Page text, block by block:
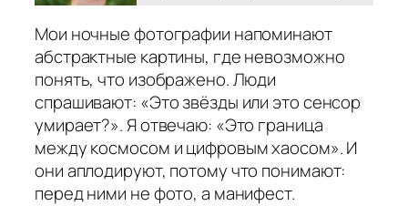
Мои ночные фотографии напоминают
абстрактные картины, где невозможно
понять, что изображено. Люди
спрашивают: «Это звёзды или это сенсор
умирает?». Я отвечаю: «Это граница
между космосом и цифровым хаосом». И
они аплодируют, потому что понимают:
перед ними не фото, а манифест.